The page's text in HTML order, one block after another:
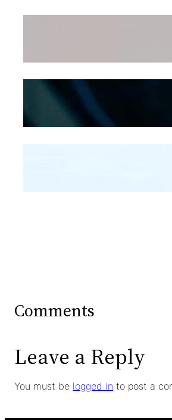
Wanita
Comments
Leave a Reply
You must be logged in to post a